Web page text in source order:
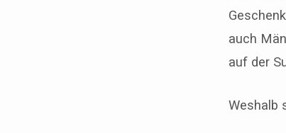
auch
auf der
Weshalb